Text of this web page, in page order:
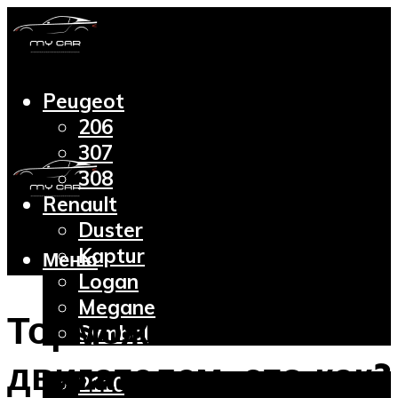
Peugeot
206
307
308
Renault
Duster
Kaptur
Logan
Megane
Symbol
Lada
2110
Меню
Торможение
двигателем: это как?